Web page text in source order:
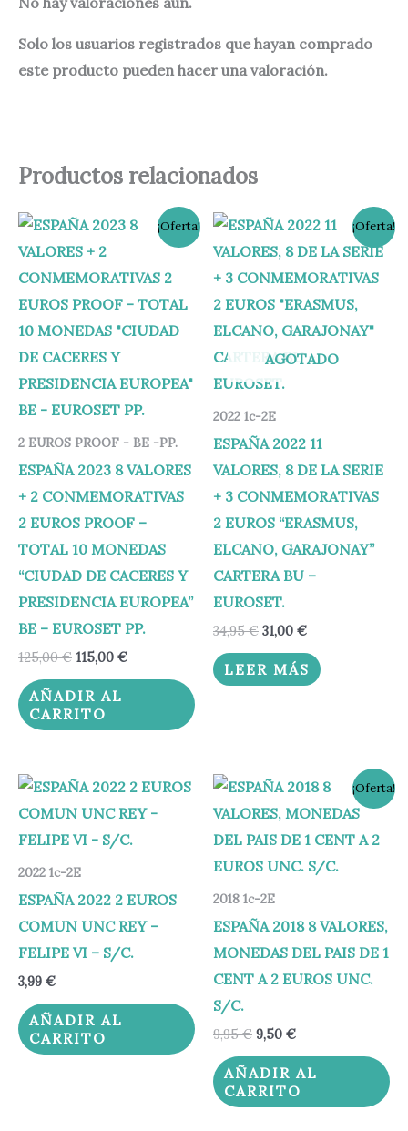
Solo los usuarios registrados que hayan comprado
este producto pueden hacer una valoración.
Productos relacionados
¡Oferta!
2 EUROS PROOF - BE -PP.
ESPAÑA 2023 8 VALORES
+ 2 CONMEMORATIVAS
2 EUROS PROOF –
TOTAL 10 MONEDAS
“CIUDAD DE CACERES Y
PRESIDENCIA EUROPEA”
BE – EUROSET PP.
125,00€
El
precio
original
era:
125,00 €.
115,00 €
El
precio
es:
115,00 €.
AÑADIR AL
CARRITO
¡Oferta!
AGOTADO
2022 1c-2E
ESPAÑA 2022 11
VALORES, 8 DE LA SERIE
+ 3 CONMEMORATIVAS
2 EUROS “ERASMUS,
ELCANO, GARAJONAY”
CARTERA BU –
EUROSET.
34,95€
El
precio
original
era:
34,95 €.
31,00 €
El
precio
actual
es:
31,00 €.
LEER MÁS
2022 1c-2E
ESPAÑA 2022 2 EUROS
COMUN UNC REY –
FELIPE VI – S/C.
3,99 €
AÑADIR AL
CARRITO
¡Oferta!
2018 1c-2E
ESPAÑA 2018 8 VALORES,
MONEDAS DEL PAIS DE 1
CENT A 2 EUROS UNC.
S/C.
9,95€
El
precio
original
era:
9,95 €.
9,50 €
El
precio
actual
es:
9,50 €.
AÑADIR AL
CARRITO